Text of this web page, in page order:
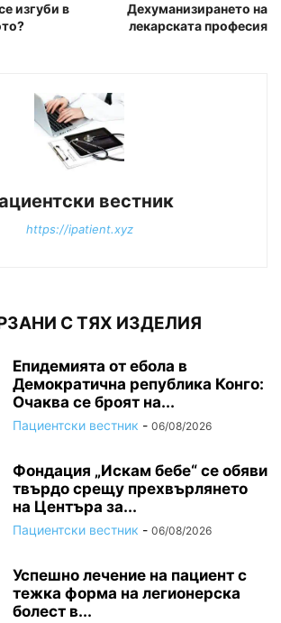
изгуби в
Дехуманизирането на
лекарската професия
вестник
https://ipatient.xyz
С ТЯХ ИЗДЕЛИЯ
Епидемията от ебола в
Демократична република Конго:
Очаква се броят на...
Пациентски вестник - 06/08/2026
Фондация „Искам бебе“ се обяви
твърдо срещу прехвърлянето
на Центъра за...
Пациентски вестник - 06/08/2026
Успешно лечение на пациент с
тежка форма на легионерска
болест в...